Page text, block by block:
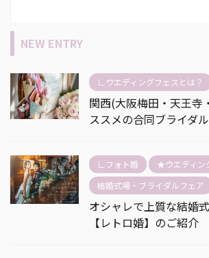
NEW ENTRY
∟ウエディングフェスとは？
関西(大阪梅田・天王寺
ススメの合同ブライダ
∟フォト婚
★ウエディン
結婚式場・ブライダルフェア
オシャレで上質な結婚
【レトロ婚】のご紹介